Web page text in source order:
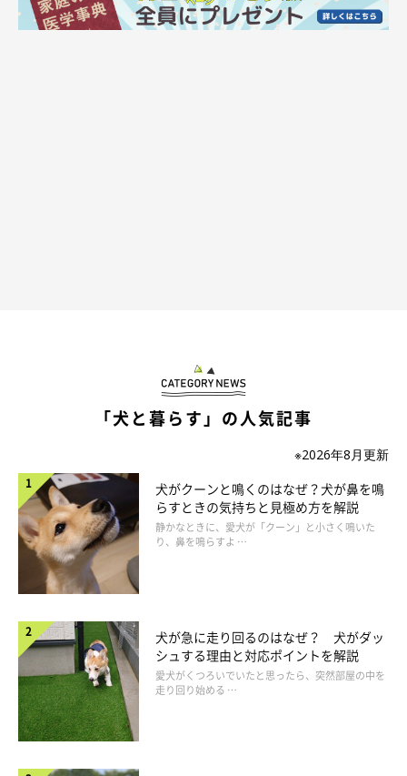
ラッシングです。ブラッシングで抜け毛をしっかりと取ってあげ
ることで、毛の間に空気が入り込みやすくなるため、体毛の保温
性がアップしますよ！
ちなみに、寒さ対策として、室内でも服を着せて防寒しようとす
る飼い主さんもいます。しかし、犬は「毛立筋」という筋肉で毛
を動かすことによって体温を調整しているので、服を着せっぱな
しにすると、毛を動かせずに体温調整機能が衰えてしまうこと
また、ずっと服を着ているとその暖かさに慣れてしまい、より寒
さが苦手になってしまう恐れもあるので注意してください。
「犬と暮らす」の人気記事
※2026年8月更新
犬がクーンと鳴くのはなぜ？犬が鼻を鳴
らすときの気持ちと見極め方を解説
静かなときに、愛犬が「クーン」と小さく鳴いた
り、鼻を鳴らすよ …
犬が急に走り回るのはなぜ？ 犬がダッ
シュする理由と対応ポイントを解説
愛犬がくつろいでいたと思ったら、突然部屋の中を
走り回り始める …